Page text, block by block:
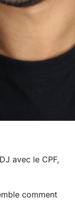
avec le CPF,
comment